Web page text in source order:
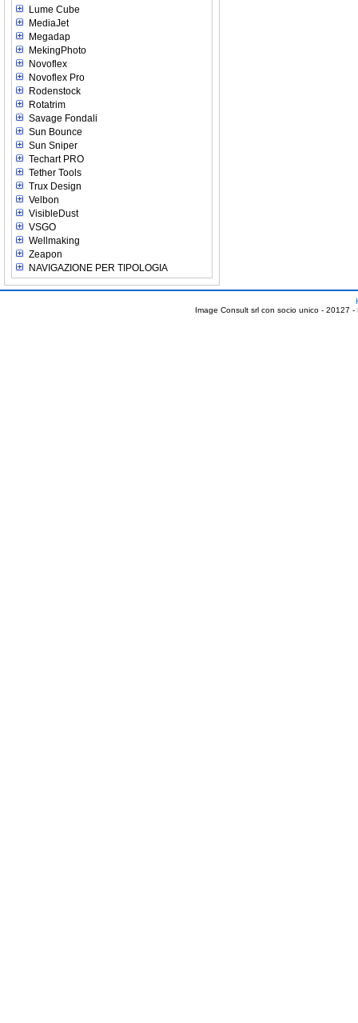
Lume Cube
MediaJet
Megadap
MekingPhoto
Novoflex
Novoflex Pro
Rodenstock
Rotatrim
Savage Fondali
Sun Bounce
Sun Sniper
Techart PRO
Tether Tools
Trux Design
Velbon
VisibleDust
VSGO
Wellmaking
Zeapon
NAVIGAZIONE PER TIPOLOGIA
Image Consult srl con socio unico - 20127